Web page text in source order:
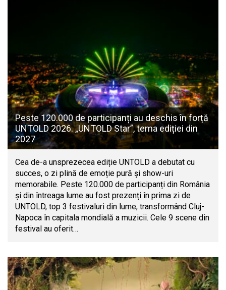
Peste 120.000 de participanți au deschis în forță
UNTOLD 2026. „UNTOLD Star”, tema ediției din
2027
Cea de-a unsprezecea ediție UNTOLD a debutat cu
succes, o zi plină de emoție pură și show-uri
memorabile. Peste 120.000 de participanți din România
și din întreaga lume au fost prezenți în prima zi de
UNTOLD, top 3 festivaluri din lume, transformând Cluj-
Napoca în capitala mondială a muzicii. Cele 9 scene din
festival au oferit…